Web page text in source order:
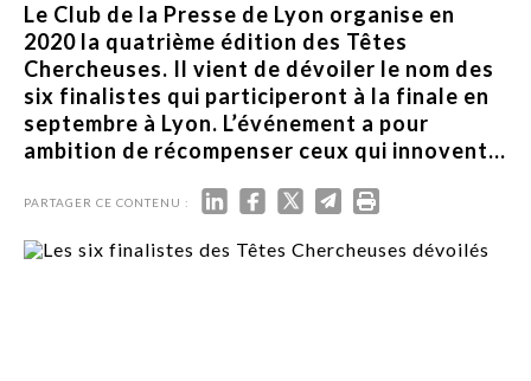
Le Club de la Presse de Lyon organise en
2020 la quatrième édition des Têtes
Chercheuses. Il vient de dévoiler le nom des
six finalistes qui participeront à la finale en
septembre à Lyon. L’événement a pour
ambition de récompenser ceux qui innovent...
PARTAGER CE CONTENU :